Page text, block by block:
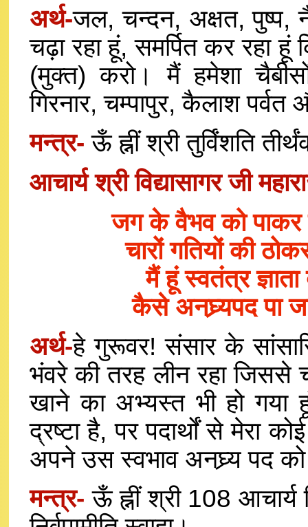
अर्थ-जल, चन्दन, अक्षत,
चढ़ा रहा हूं, समर्पित कर रहा
(मुक्त) करो। मैं हमेशा चैबीसों
गिरनार, चम्पापुर, कैलाश
मन्त्र-ऊँ ह्नीं श्री तुर्विंशति
आचार्य श्री विद्यासागर जी
जग के वैभव को पाकर
चारों गतियों की
मैं हूं स्वतंत्र
कैसे अनघ्र्यपद पा
अर्थ-हे गुरूवर! संसार के
भंवरे की तरह लीन रहा जिससे
खाने का अभ्यस्त भी हो गया
द्रष्टा है, पर पदार्थों से मेरा
अपने उस स्वभाव अनघ्र्य पद
मन्त्र-ऊँ ह्नीं श्री 108 आचार्य